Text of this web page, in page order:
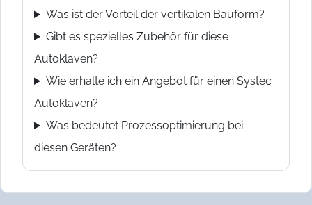
Was ist der Vorteil der vertikalen Bauform?
Gibt es spezielles Zubehör für diese
Autoklaven?
Wie erhalte ich ein Angebot für einen Systec
Autoklaven?
Was bedeutet Prozessoptimierung bei
diesen Geräten?